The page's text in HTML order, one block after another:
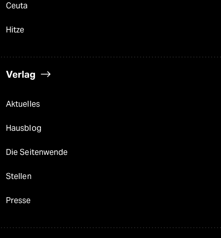
Ceuta
Hitze
Verlag
Aktuelles
Hausblog
Die Seitenwende
Stellen
Presse